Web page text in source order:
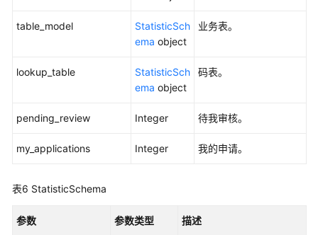
标
盖
CountStandards
table_model
StatisticSch
ema object
业务表。
lookup_table
StatisticSch
ema object
码表。
pending_review Integer 待我审核。
my_applications Integer 我的申请。
表6 StatisticSchema
参数 参数类型 描述